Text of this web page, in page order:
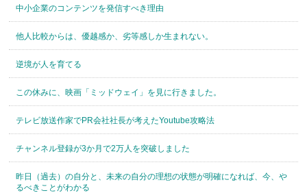
中小企業のコンテンツを発信すべき理由
他人比較からは、優越感か、劣等感しか生まれない。
逆境が人を育てる
この休みに、映画「ミッドウェイ」を見に行きました。
テレビ放送作家でPR会社社長が考えたYoutube攻略法
チャンネル登録が3か月で2万人を突破しました
昨日（過去）の自分と、未来の自分の理想の状態が明確になれば、今、や
るべきことがわかる